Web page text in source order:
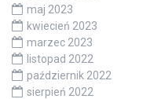
maj 2023
kwiecień 2023
marzec 2023
listopad 2022
październik 2022
sierpień 2022